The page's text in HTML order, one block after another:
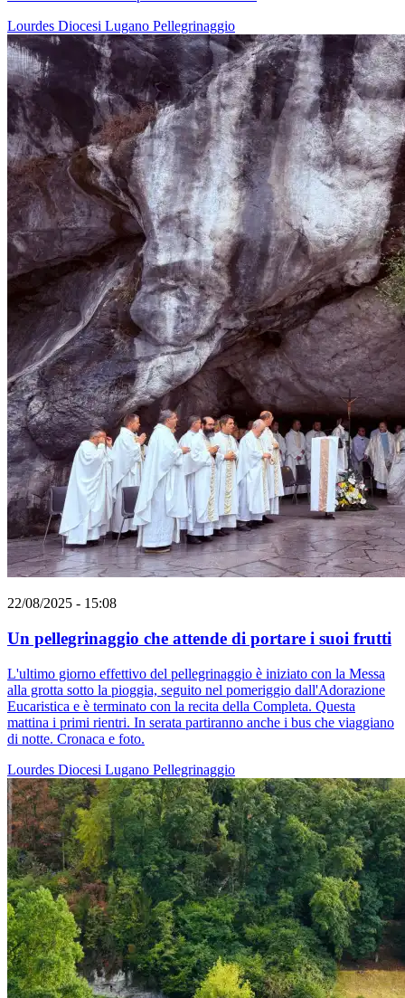
Lourdes Diocesi Lugano Pellegrinaggio
22/08/2025 - 15:08
Un pellegrinaggio che attende di portare i suoi frutti
L'ultimo giorno effettivo del pellegrinaggio è iniziato con la Messa
alla grotta sotto la pioggia, seguito nel pomeriggio dall'Adorazione
Eucaristica e è terminato con la recita della Completa. Questa
mattina i primi rientri. In serata partiranno anche i bus che viaggiano
di notte. Cronaca e foto.
Lourdes Diocesi Lugano Pellegrinaggio